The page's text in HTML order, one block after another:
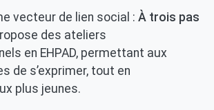
vecteur de lien social : À trois pas
des ateliers
en EHPAD, permettant aux
de s’exprimer, tout en
plus jeunes.